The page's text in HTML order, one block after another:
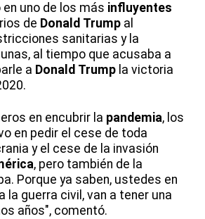
uno de los más influyentes
de Donald Trump al
sanitarias y la
al tiempo que acusaba a
a Donald Trump la victoria
en encubrir la pandemia, los
en pedir el cese de toda
y el cese de la invasión
, pero también de la
Porque ya saben, ustedes en
la guerra civil, van a tener una
años", comentó.